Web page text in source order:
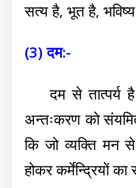
सत्य है, भूत है,
(3) दम:-
दम से तात्पर्य है
अन्तःकरण को
कि जो व्यक्ति मन
होकर कर्मेन्द्रियों